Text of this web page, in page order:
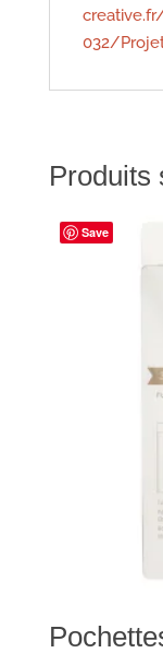
032/
Produits
Save